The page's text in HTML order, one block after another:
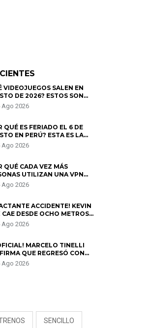
VIDEOJUEGOS SALEN EN
DE 2026? ESTOS SON
MÁS ESPERADOS
Ago 2026
QUÉ ES FERIADO EL 6 DE
EN PERÚ? ESTA ES LA
Ago 2026
QUÉ CADA VEZ MÁS
UTILIZAN UNA VPN
PROTEGER SU
Ago 2026
ACCIDENTE! KEVIN
CAE DESDE OCHO METROS
ES GUERRA” Y GENERA
Ago 2026
MARCELO TINELLI
QUE REGRESÓ CON
FIGUEROA: “EL AMOR
MÁS”
Ago 2026
SENCILLO